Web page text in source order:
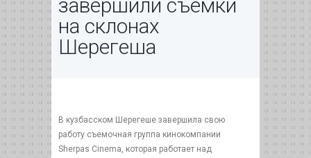
завершили съемки
на склонах
Шерегеша
В кузбасском Шерегеше завершила свою
работу съемочная группа кинокомпании
Sherpas Cinema, которая работает над